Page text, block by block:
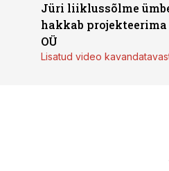
Jüri liiklussõlme
hakkab projekteerima
OÜ
Lisatud video